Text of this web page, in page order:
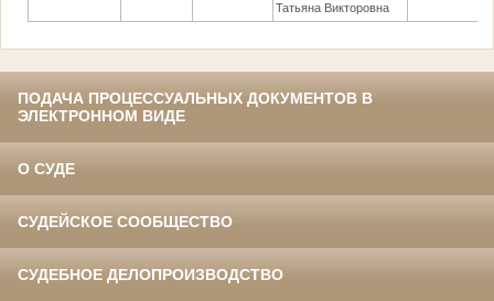
Татьяна Викторовна
ПОДАЧА ПРОЦЕССУАЛЬНЫХ ДОКУМЕНТОВ В
ЭЛЕКТРОННОМ ВИДЕ
О СУДЕ
СУДЕЙСКОЕ СООБЩЕСТВО
СУДЕБНОЕ ДЕЛОПРОИЗВОДСТВО